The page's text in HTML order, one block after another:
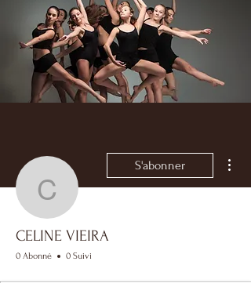
CELINE VIEIRA
S'abonner
CELINE VIEIRA
0 Abonné 0 Suivi